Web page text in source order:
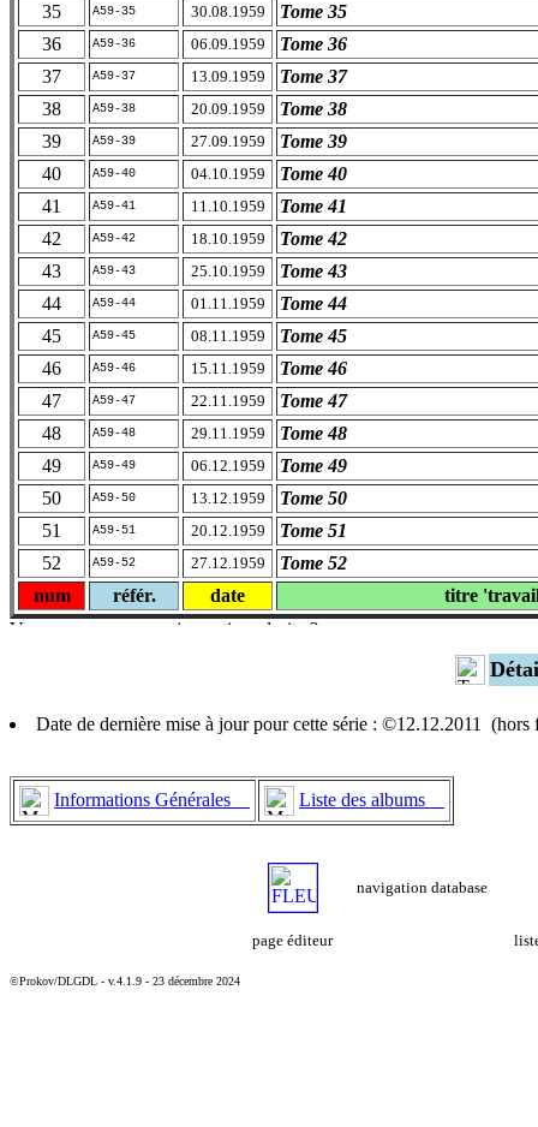
35
A59-35 30.08.1959
Tome 35
36
A59-36 06.09.1959
Tome 36
37
A59-37 13.09.1959
Tome 37
38
A59-38 20.09.1959
Tome 38
39
A59-39 27.09.1959
Tome 39
40
A59-40 04.10.1959
Tome 40
41
A59-41 11.10.1959
Tome 41
42
A59-42 18.10.1959
Tome 42
43
A59-43 25.10.1959
Tome 43
44
A59-44 01.11.1959
Tome 44
45
A59-45 08.11.1959
Tome 45
46
A59-46 15.11.1959
Tome 46
47
A59-47 22.11.1959
Tome 47
48
A59-48 29.11.1959
Tome 48
49
A59-49 06.12.1959
Tome 49
50
A59-50 13.12.1959
Tome 50
51
A59-51 20.12.1959
Tome 51
52
A59-52 27.12.1959
Tome 52
num
référ. date titre
Date de dernière mise à jour pour cette série : ©12.12.2011 (hors
Informations Générales Liste des albums
navigation database
page éditeur
©Prokov/DLGDL - v.4.1.9 - 23 décembre 2024